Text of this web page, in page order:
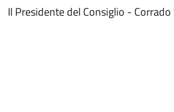
Il Presidente del Consiglio -